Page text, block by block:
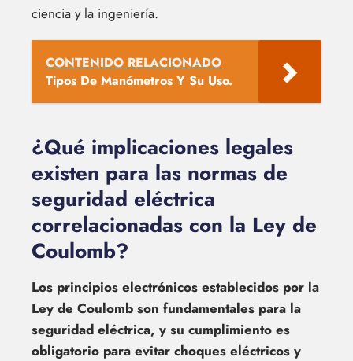
ciencia y la ingeniería.
CONTENIDO RELACIONADO
Tipos De Manómetros Y Su Uso.
¿Qué implicaciones legales
existen para las normas de
seguridad eléctrica
correlacionadas con la Ley de
Coulomb?
Los principios electrónicos establecidos por la
Ley de Coulomb son fundamentales para la
seguridad eléctrica, y su cumplimiento es
obligatorio para evitar choques eléctricos y